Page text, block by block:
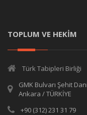
TOPLUM VE HEKİM
Türk Tabipleri Birliği
GMK Bulvarı Şehit
Ankara / TÜRKİYE
+90 (312) 231 31 79